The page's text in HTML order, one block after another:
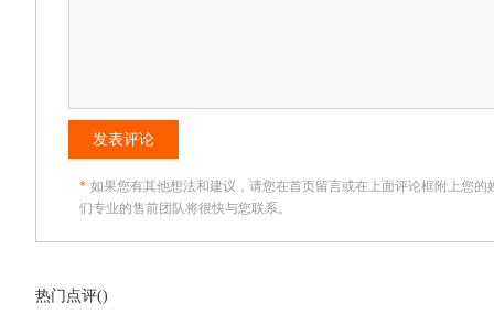
发表评论
* 如果您有其他想法和建议，请您在首页留言或在上面评论框附上您的
们专业的售前团队将很快与您联系。
热门点评()